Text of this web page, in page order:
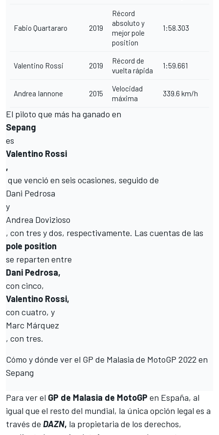
Fabio Quartararo 2019
Récord
absoluto y
mejor pole
position
1:58.303
Valentino Rossi 2019
Récord de
vuelta rápida
1:59.661
Andrea Iannone 2015
Velocidad
máxima
339.6 km/h
El piloto que más ha ganado en
Sepang
es
Valentino Rossi
,
que venció en seis ocasiones, seguido de
Dani Pedrosa
y
Andrea Dovizioso
, con tres y dos, respectivamente. Las cuentas de las
pole position
se reparten entre
Dani Pedrosa,
con cinco,
Valentino Rossi,
con cuatro, y
Marc Márquez
, con tres.
Cómo y dónde ver el GP de Malasia de MotoGP 2022 en
Sepang
Para ver el GP de Malasia de MotoGP en España, al
igual que el resto del mundial, la única opción legal es a
través de DAZN, la propietaria de los derechos,